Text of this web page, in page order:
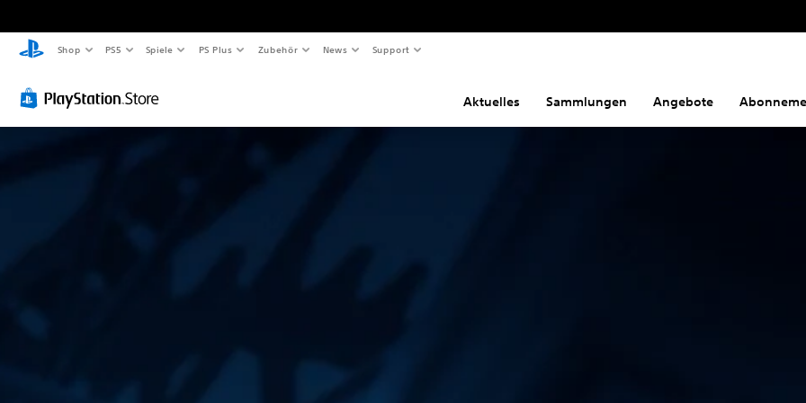
Shop PS5 Spiele PS Plus Zubehör News Support
Aktuelles Sammlungen Angebote